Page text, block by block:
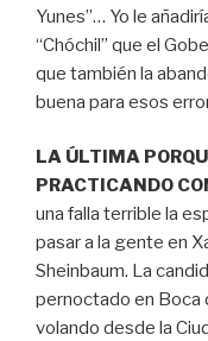
Yunes”… Yo le
“Chóchil” que el
que también la
buena para esos
LA ÚLTIMA
PRACTICANDO
una falla terrible la
pasar a la gente en
Sheinbaum. La
pernoctado en Boca
volando desde la